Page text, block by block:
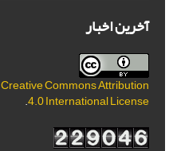
آخرین اخبار
Creative Commons Attribution
4.0 International License
.